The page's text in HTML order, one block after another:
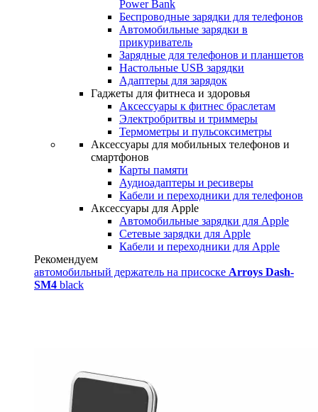
Power Bank
Беспроводные зарядки для телефонов
Автомобильные зарядки в
прикуриватель
Зарядные для телефонов и планшетов
Настольные USB зарядки
Адаптеры для зарядок
Гаджеты для фитнеса и здоровья
Аксессуары к фитнес браслетам
Электробритвы и триммеры
Термометры и пульсоксиметры
Аксессуары для мобильных телефонов и
смартфонов
Карты памяти
Аудиоадаптеры и ресиверы
Кабели и переходники для телефонов
Аксессуары для Apple
Автомобильные зарядки для Apple
Сетевые зарядки для Apple
Кабели и переходники для Apple
Рекомендуем
автомобильный держатель на присоске Arroys Dash-
SM4 black